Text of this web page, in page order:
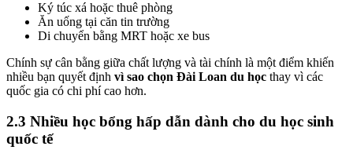
Ký túc xá hoặc thuê phòng
Ăn uống tại căn tin trường
Di chuyển bằng MRT hoặc xe bus
Chính sự cân bằng giữa chất lượng và tài chính là một điểm khiến
nhiều bạn quyết định vì sao chọn Đài Loan du học thay vì các
quốc gia có chi phí cao hơn.
2.3 Nhiều học bổng hấp dẫn dành cho du học sinh
quốc tế